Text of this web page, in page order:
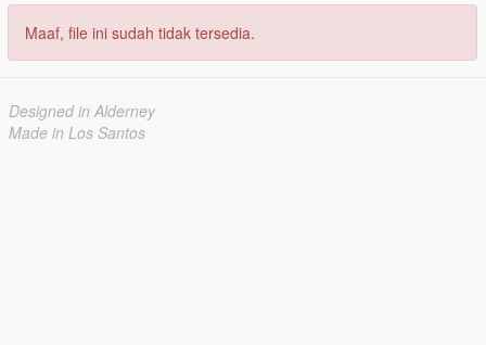
Maaf, file ini sudah tidak tersedia.
Designed in Alderney
Made in Los Santos